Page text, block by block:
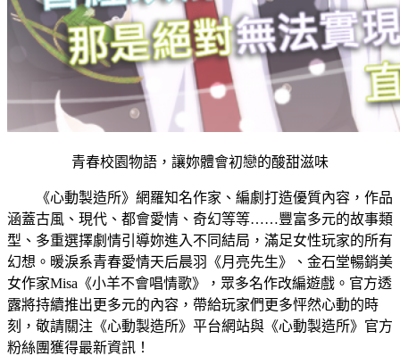
青春校園物語，讓妳體會初戀的酸甜滋味
《心動製造所》網羅知名作家、編劇打造優質內容，作品
涵蓋古風、現代、都會愛情、奇幻等等……豐富多元的故事類
型、多重選擇劇情引導妳進入不同結局，滿足女性玩家的所有
幻想。暖淚系青春愛情天后晨羽《月亮先生》、金石堂暢銷美
女作家Misa《小羊不會唱情歌》，眾多名作改編遊戲。官方透
露將持續推出更多元的內容，帶給玩家們更多怦然心動的時
刻，敬請關注《心動製造所》平台網站與《心動製造所》官方
粉絲團獲得最新資訊！